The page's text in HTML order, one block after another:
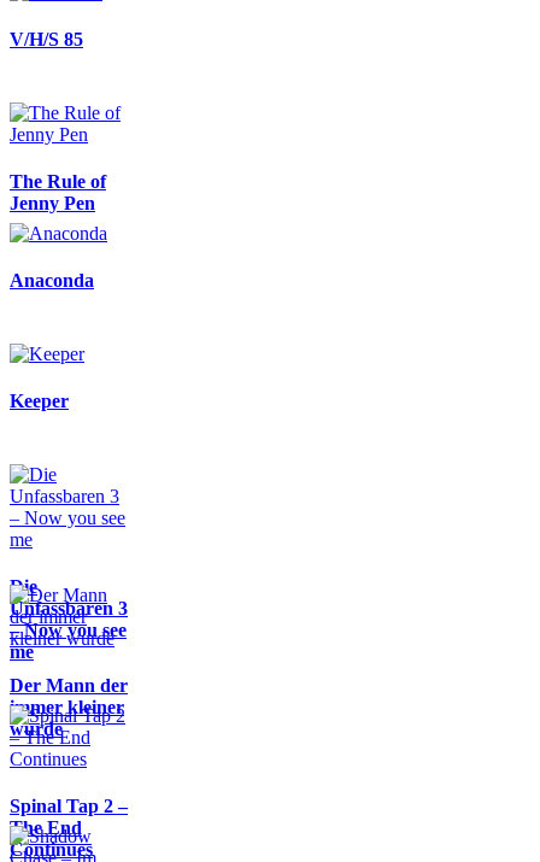
V/H/S 85
The Rule of
Jenny Pen
Anaconda
Keeper
Die
Unfassbaren 3
– Now you see
me
Der Mann der
immer kleiner
wurde
Spinal Tap 2 –
The End
Continues